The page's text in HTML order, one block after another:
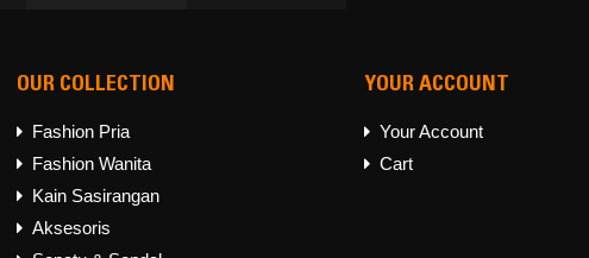
Follow Us on
INSTAGRAM
OUR COLLECTION
Fashion Pria
Fashion Wanita
Kain Sasirangan
Aksesoris
YOUR ACCOUNT
Your Account
Cart